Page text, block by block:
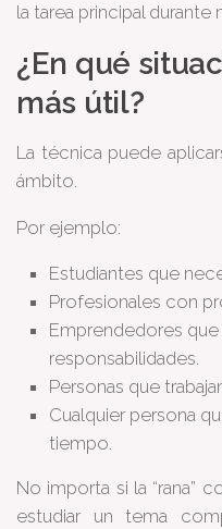
la tarea principal
¿En qué
más útil?
La técnica puede
ámbito.
Por ejemplo:
Estudiantes que
Profesionales con
Emprendedores
responsabilidades.
Personas que
Cualquier persona
tiempo.
No importa si la “rana”
estudiar un tema